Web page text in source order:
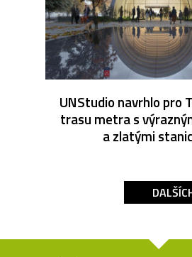
UNStudio navrhlo pro
trasu metra s
a zlatými